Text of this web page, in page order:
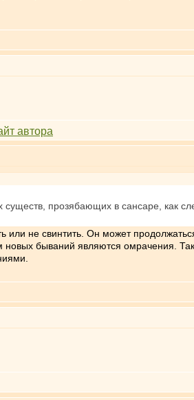
прозябающих в сансаре, как
не свинтить. Он может
новых бываний являются омрачения.